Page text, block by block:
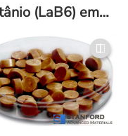
(LaB6) em
(Nº CAS 12008-